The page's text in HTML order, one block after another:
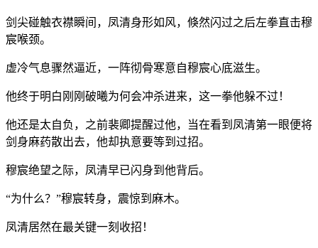
剑尖碰触衣襟瞬间，凤清身形如风，倏然闪过之后左拳直击穆
宸喉颈。
虚冷气息骤然逼近，一阵彻骨寒意自穆宸心底滋生。
他终于明白刚刚破曦为何会冲杀进来，这一拳他躲不过！
他还是太自负，之前裴卿提醒过他，当在看到凤清第一眼便将
剑身麻药散出去，他却执意要等到过招。
穆宸绝望之际，凤清早已闪身到他背后。
“为什么？”穆宸转身，震惊到麻木。
凤清居然在最关键一刻收招！